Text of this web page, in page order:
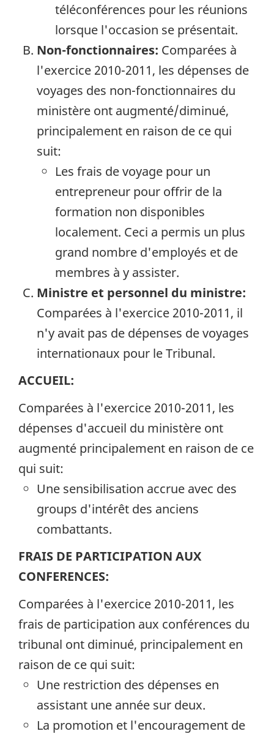
téléconférences pour les réunions
lorsque l'occasion se présentait.
Non-fonctionnaires: Comparées à
l'exercice 2010-2011, les dépenses de
voyages des non-fonctionnaires du
ministère ont augmenté/diminué,
principalement en raison de ce qui
suit:
Les frais de voyage pour un
entrepreneur pour offrir de la
formation non disponibles
localement. Ceci a permis un plus
grand nombre d'employés et de
membres à y assister.
Ministre et personnel du ministre:
Comparées à l'exercice 2010-2011, il
n'y avait pas de dépenses de voyages
internationaux pour le Tribunal.
ACCUEIL:
Comparées à l'exercice 2010-2011, les
dépenses d'accueil du ministère ont
augmenté principalement en raison de ce
qui suit:
Une sensibilisation accrue avec des
groups d'intérêt des anciens
combattants.
FRAIS DE PARTICIPATION AUX
CONFERENCES:
Comparées à l'exercice 2010-2011, les
frais de participation aux conférences du
tribunal ont diminué, principalement en
raison de ce qui suit:
Une restriction des dépenses en
assistant une année sur deux.
La promotion et l'encouragement de